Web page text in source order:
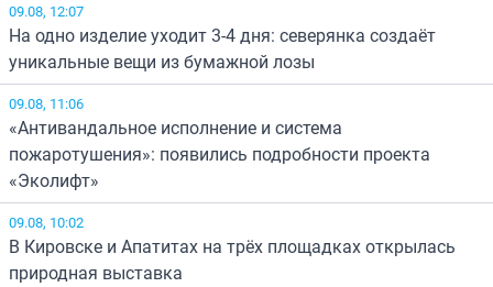
09.08, 12:07
На одно изделие уходит 3-4 дня: северянка создаёт
уникальные вещи из бумажной лозы
09.08, 11:06
«Антивандальное исполнение и система
пожаротушения»: появились подробности проекта
«Эколифт»
09.08, 10:02
В Кировске и Апатитах на трёх площадках открылась
природная выставка